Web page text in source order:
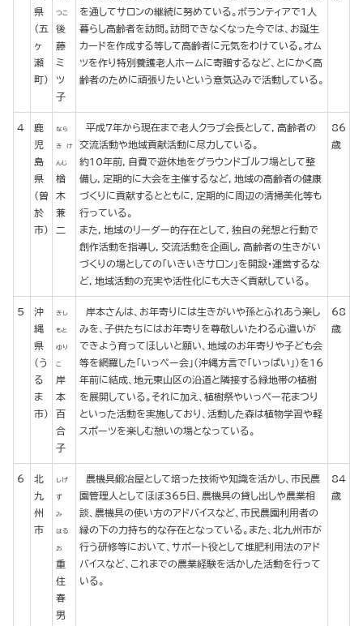
県
（五
ヶ
瀬
町）
つこ
後
藤
ミ
ツ
子
を通してサロンの継続に努めている。ボランティアで1人
暮らし高齢者を訪問。訪問できなくなった今では、お誕生
カードを作成する等して高齢者に元気をわけている。オム
ツを作り特別養護老人ホームに寄贈するなど、とにかく高
齢者のために頑張りたいという意気込みで活動している。
4
鹿
児
島
県
(曽
於
市)
なら
き け
んじ
楢
木
兼
二
平成7年から現在まで老人クラブ会長として，高齢者の
交流活動や地域貢献活動に尽力している。
約10年前，自費で遊休地をグラウンドゴルフ場として整
備し，定期的に大会を主催するなど，地域の高齢者の健康
づくりに貢献するとともに，定期的に周辺の清掃美化等も
行っている。
また，地域のリーダー的存在として，独自の発想と行動で
創作活動を指導し，交流活動を企画し，高齢者の生きがい
づくりの場としての「いきいきサロン」を開設・運営するな
ど，地域活動の充実や活性化にも大きく貢献している。
86
歳
5
沖
縄
県
(う
る
ま
市)
きし
もと
ゆり
こ
岸
本
百
合
子
岸本さんは、お年寄りには生きがいや孫とふれあう楽し
みを、子供たちにはお年寄りを尊敬しいたわる心遣いが
できよう育ってほしいと願い、地域のお年寄りや子ども会
等を網羅した「いっぺー会」(沖縄方言で「いっぱい」)を16
年前に結成、地元東山区の沿道と隣接する緑地帯の植樹
を展開している。それに加え、植樹祭やいっぺー花まつり
といった活動を実施しており、活動した森は植物学習や軽
スポーツを楽しむ憩いの場となっている。
68
歳
6
北
九
州
市
しげ
ず
み
はる
お
重
住
春
男
農機具鍛冶屋として培った技術や知識を活かし、市民農
園管理人としてほぼ365日、農機具の貸し出しや農業相
談、農機具の使い方のアドバイスなど、市民農園利用者の
縁の下の力持ち的な存在となっている。また、北九州市が
行う研修等において、サポート役として堆肥利用法のアド
バイスなど、これまでの農業経験を活かした活動を行って
いる。
84
歳